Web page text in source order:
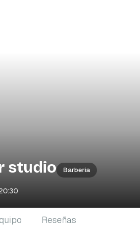
studio Barbería
Reseñas